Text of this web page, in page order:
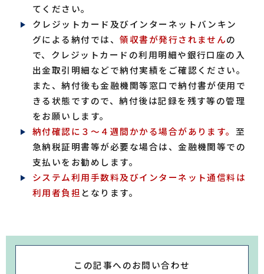
てください。
クレジットカード及びインターネットバンキン
グによる納付では、領収書が発行されませんの
で、クレジットカードの利用明細や銀行口座の入
出金取引明細などで納付実績をご確認ください。
また、納付後も金融機関等窓口で納付書が使用で
きる状態ですので、納付後は記録を残す等の管理
をお願いします。
納付確認に３～４週間かかる場合があります。 至
急納税証明書等が必要な場合は、金融機関等での
支払いをお勧めします。
システム利用手数料及びインターネット通信料は
利用者負担 となります。
この記事へのお問い合わせ